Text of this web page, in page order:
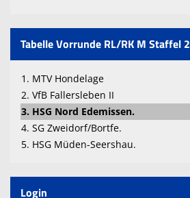
Tabelle Vorrunde RL/RK M Staffel 2
1. MTV Hondelage
2. VfB Fallersleben II
3. HSG Nord Edemissen.
4. SG Zweidorf/Bortfe.
5. HSG Müden-Seershau.
Login